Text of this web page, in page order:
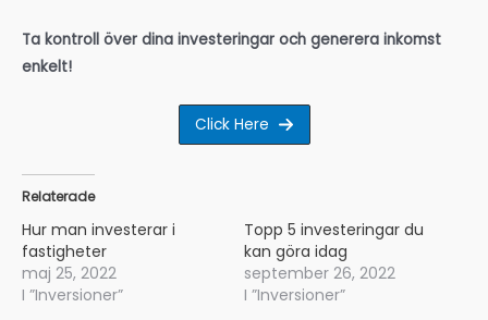
Ta kontroll över dina investeringar och generera inkomst
enkelt!
Click Here
Relaterade
Hur man investerar i
fastigheter
maj 25, 2022
I ”Inversioner”
Topp 5 investeringar du
kan göra idag
september 26, 2022
I ”Inversioner”